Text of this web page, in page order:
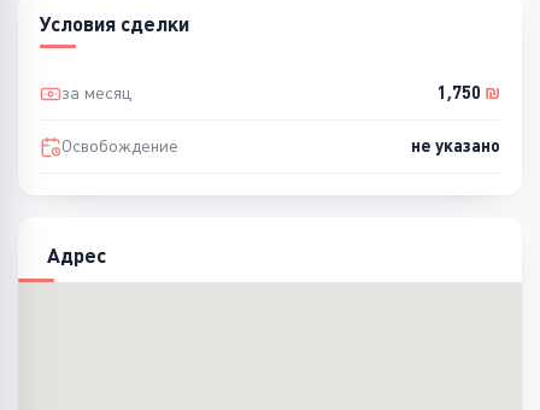
Условия сделки
за месяц 1,750 ₪
Освобождение не указано
Адрес